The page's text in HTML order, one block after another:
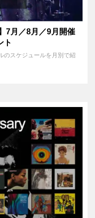
7月／8月／9月開催
ト
のスケジュールを月別で紹